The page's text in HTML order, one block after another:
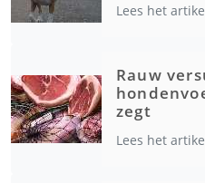
Lees het
Rauw
zegt
Lees het